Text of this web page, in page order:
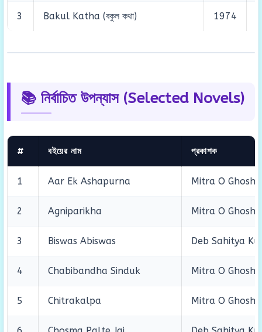
3 Bakul Katha (বকুল কথা) 1974
📚 নির্বাচিত উপন্যাস (Selected Novels)
# বইয়ের নাম প্রকাশক
1 Aar Ek Ashapurna Mitra O Ghosh
2 Agniparikha Mitra O Ghosh
3 Biswas Abiswas Deb Sahitya
4 Chabibandha Sinduk Mitra O Ghosh
5 Chitrakalpa Mitra O Ghosh